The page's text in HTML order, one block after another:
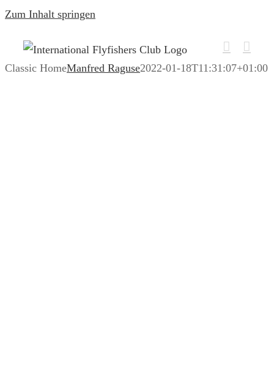
Zum Inhalt springen
Classic HomeManfred Raguse2022-01-18T11:31:07+01:00